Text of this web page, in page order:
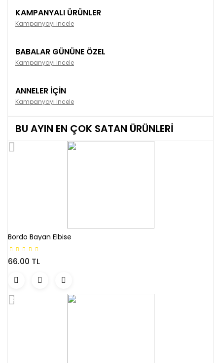
KAMPANYALI ÜRÜNLER
Kampanyayı İncele
BABALAR GÜNÜNE ÖZEL
Kampanyayı İncele
ANNELER İÇİN
Kampanyayı İncele
BU AYIN EN ÇOK SATAN ÜRÜNLERİ
Bordo Bayan Elbise
66.00 TL